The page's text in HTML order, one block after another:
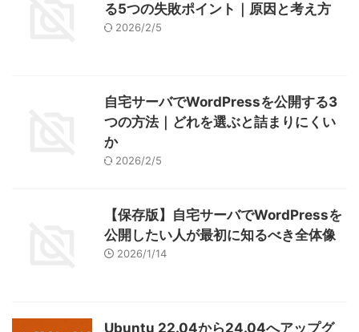
る5つの失敗ポイント｜原因と考え方
2026/2/5
自宅サーバでWordPressを公開する3
つの方法｜どれを選ぶと詰まりにくい
か
2026/2/5
【保存版】自宅サーバでWordPressを
公開したい人が最初に知るべき全体像
2026/1/14
Ubuntu 22.04から24.04へアップグ